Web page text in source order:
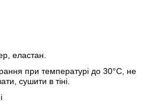
еластан.
при температурі до 30°C, не
сушити в тіні.